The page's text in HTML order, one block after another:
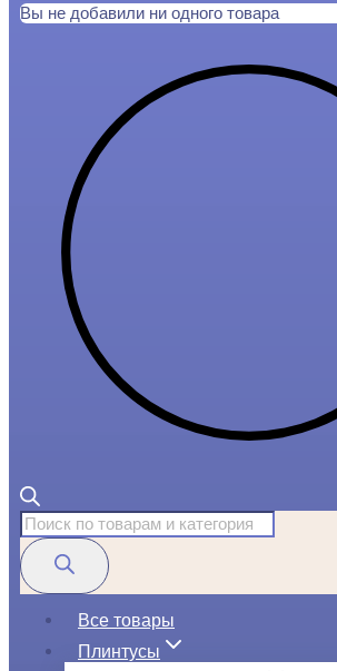
Вы не добавили ни одного товара
Поиск
товаров
Все товары
Плинтусы